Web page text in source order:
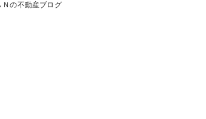
Ｎの不動産ブログ